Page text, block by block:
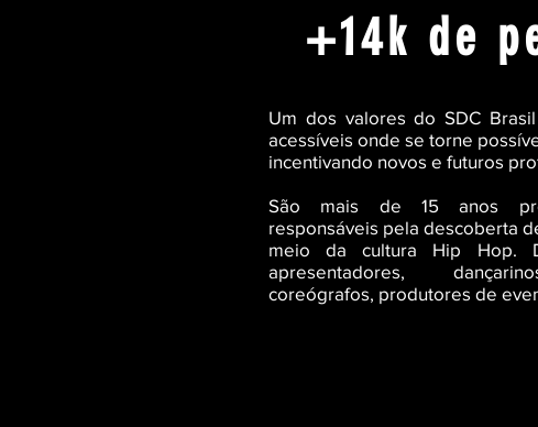
+14k de
Um dos valores do SDC
acessíveis onde se torne
incentivando novos e futuros
São mais de 15 anos
responsáveis pela descoberta
meio da cultura Hip Hop.
apresentadores,
coreógrafos, produtores de